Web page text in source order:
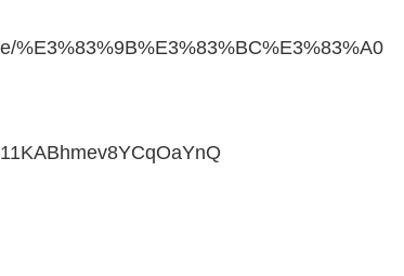
%E3%83%9B%E3%83%BC%E3%83%A0